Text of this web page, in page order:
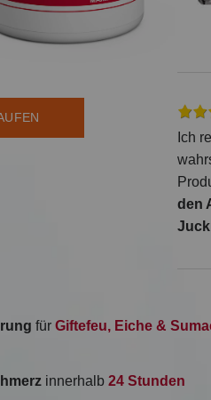
Ich
den
für Giftefeu, Eiche &
innerhalb 24 Stunden